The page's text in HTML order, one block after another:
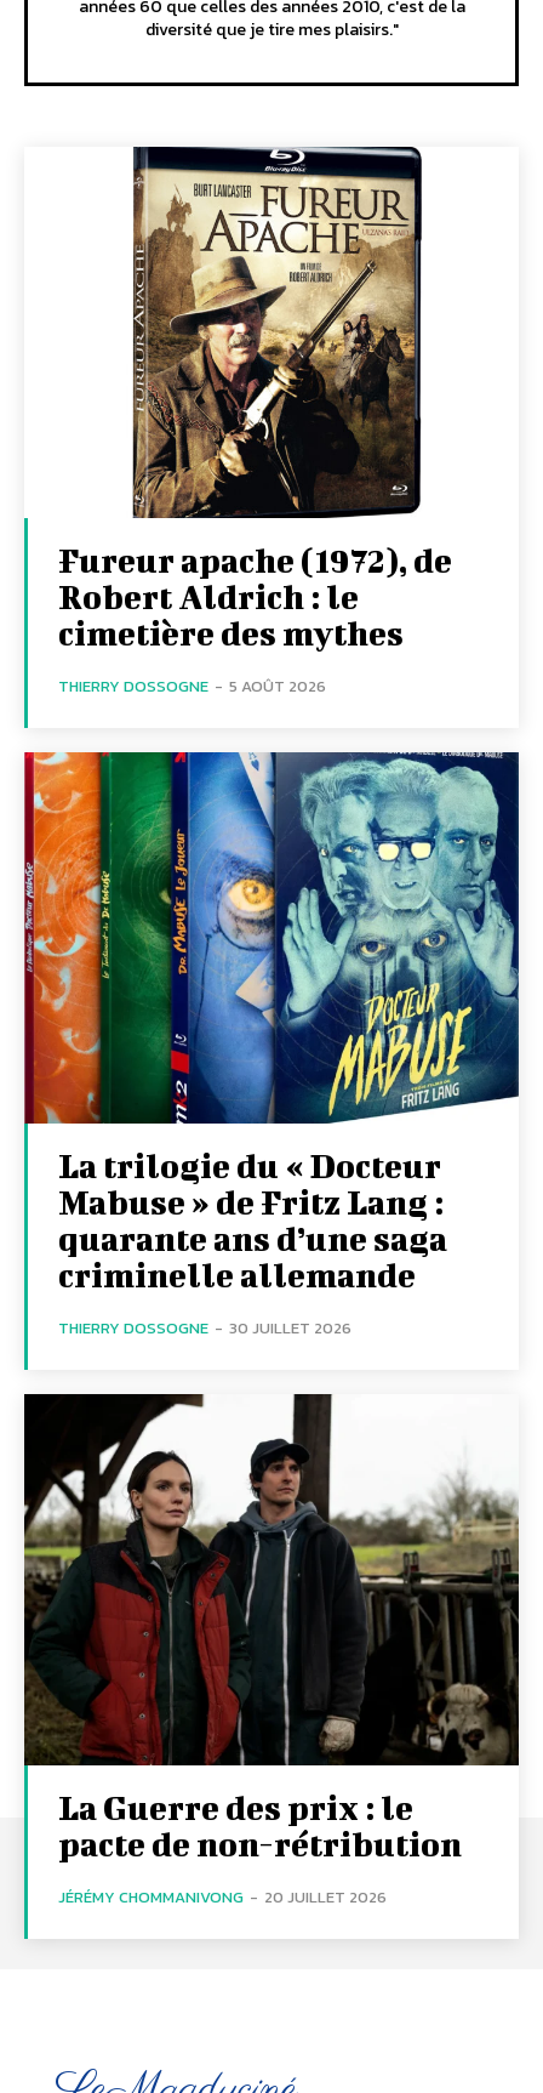
années 60 que celles des années 2010, c'est de la
diversité que je tire mes plaisirs."
Fureur apache (1972), de
Robert Aldrich : le
cimetière des mythes
THIERRY DOSSOGNE - 5 AOÛT 2026
La trilogie du « Docteur
Mabuse » de Fritz Lang :
quarante ans d’une saga
criminelle allemande
THIERRY DOSSOGNE - 30 JUILLET 2026
La Guerre des prix : le
pacte de non-rétribution
JÉRÉMY CHOMMANIVONG - 20 JUILLET 2026